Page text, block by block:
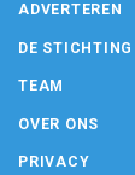
ADVERTEREN
DE STICHTING
TEAM
OVER ONS
PRIVACY